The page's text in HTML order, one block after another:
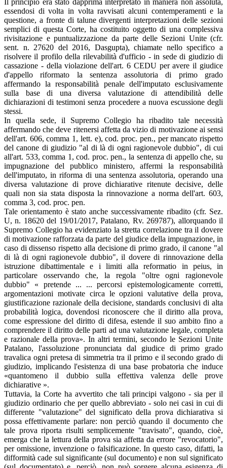
essendosi di volta in volta ravvisati alcuni contemperamenti e la
questione, a fronte di talune divergenti interpretazioni delle sezioni
semplici di questa Corte, ha costituito oggetto di una complessiva
rivisitazione e puntualizzazione da parte delle Sezioni Unite (cfr.
sent. n. 27620 del 2016, Dasgupta), chiamate nello specifico a
risolvere il profilo della rilevabilità d'ufficio - in sede di giudizio di
cassazione - della violazione dell'art. 6 CEDU per avere il giudice
d'appello riformato la sentenza assolutoria di primo grado
affermando la responsabilità penale dell'imputato esclusivamente
sulla base di una diversa valutazione di attendibilità delle
dichiarazioni di testimoni senza procedere a nuova escussione degli
stessi.
In quella sede, il Supremo Collegio ha ribadito tale necessità
affermando che deve ritenersi affetta da vizio di motivazione ai sensi
dell'art. 606, comma 1, lett. e), cod. proc. pen., per mancato rispetto
del canone di giudizio "al di là di ogni ragionevole dubbio", di cui
all'art. 533, comma 1, cod. proc. pen., la sentenza di appello che, su
impugnazione del pubblico ministero, affermi la responsabilità
dell'imputato, in riforma di una sentenza assolutoria, operando una
diversa valutazione di prove dichiarative ritenute decisive, delle
quali non sia stata disposta la rinnovazione a norma dell'art. 603,
comma 3, cod. proc. pen.
Tale orientamento è stato anche successivamente ribadito (cfr. Sez.
U, n. 18620 del 19/01/2017, Patalano, Rv. 269787), allorquando il
Supremo Collegio ha evidenziato la stretta correlazione tra il dovere
di motivazione rafforzata da parte del giudice della impugnazione, in
caso di dissenso rispetto alla decisione di primo grado, il canone "al
di là di ogni ragionevole dubbio", il dovere di rinnovazione della
istruzione dibattimentale e i limiti alla reformatio in peius, in
particolare osservando che, la regola "oltre ogni ragionevole
dubbio" « pretende ... ... percorsi epistemologicamente corretti,
argomentazioni motivate circa le opzioni valutative della prova,
giustificazione razionale della decisione, standards conclusivi di alta
probabilità logica, dovendosi riconoscere che il diritto alla prova,
come espressione del diritto di difesa, estende il suo ambito fino a
comprendere il diritto delle parti ad una valutazione legale, completa
e razionale della prova». In altri termini, secondo le Sezioni Unite
Patalano, l'assoluzione pronunciata dal giudice di primo grado
travalica ogni pretesa di simmetria tra il primo e il secondo grado di
giudizio, implicando l'esistenza di una base probatoria che induce
«quantomeno il dubbio sulla effettiva valenza delle prove
dichiarative ».
Tuttavia, la Corte ha avvertito che tali principi valgono - sia per il
giudizio ordinario che per quello abbreviato - solo nei casi in cui di
differente "valutazione" del significato della prova dichiarativa si
possa effettivamente parlare: non perciò quando il documento che
tale prova riporta risulti semplicemente "travisato", quando, cioè,
emerga che la lettura della prova sia affetta da errore "revocatorio",
per omissione, invenzione o falsificazione. In questo caso, difatti, la
difformità cade sul significante (sul documento) e non sul significato